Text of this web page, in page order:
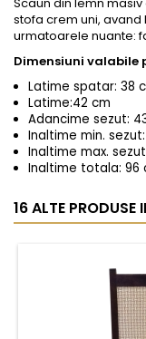
stofa crem uni,
urmatoarele nuante:
Dimensiuni valabile
Latime spatar: 38
Latime:42 cm
Adancime sezut:
Inaltime min.
Inaltime max.
Inaltime totala: 96
16 ALTE PRODUSE